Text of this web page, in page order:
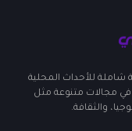
للأحداث المحلية
في مجالات متنوعة مثل
والثقافة.